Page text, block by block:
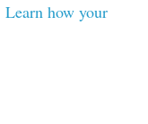
Learn how your